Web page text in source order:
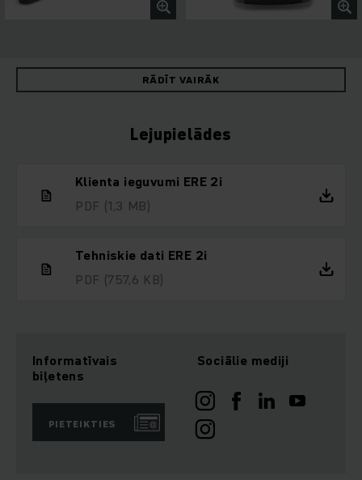
RĀDĪT VAIRĀK
Lejupielādes
Klienta ieguvumi ERE 2i
PDF (1,3 MB)
Tehniskie dati ERE 2i
PDF (757,6 KB)
Informatīvais
biļetens
PIETEIKTIES
Sociālie mediji